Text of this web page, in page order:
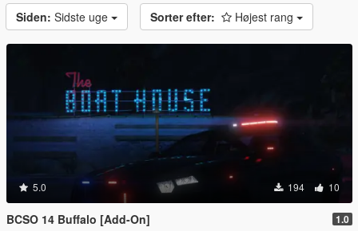
Siden: Sidste uge Sorter efter: Højest rang
5.0 194 10
BCSO 14 Buffalo [Add-On] 1.0